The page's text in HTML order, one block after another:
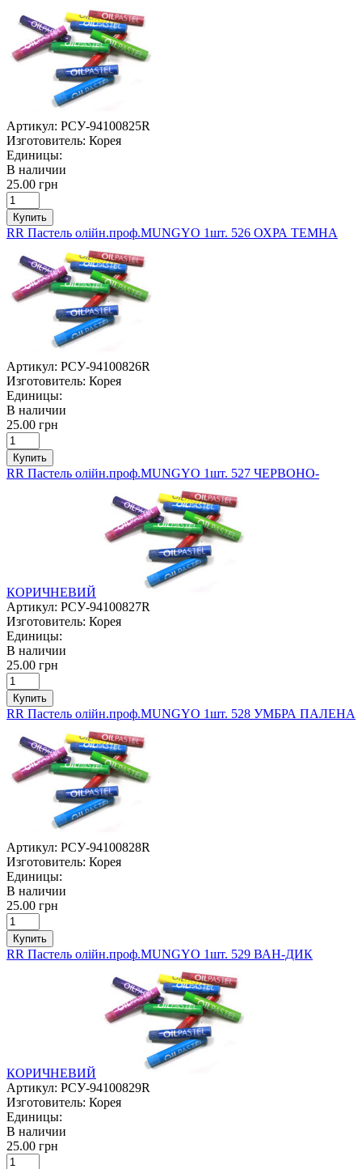
Артикул: РСУ-94100825R
Изготовитель: Корея
Единицы:
В наличии
25.00 грн
Купить
RR Пастель олійн.проф.MUNGYO 1шт. 526 ОХРА ТЕМНА
Артикул: РСУ-94100826R
Изготовитель: Корея
Единицы:
В наличии
25.00 грн
Купить
RR Пастель олійн.проф.MUNGYO 1шт. 527 ЧЕРВОНО-
КОРИЧНЕВИЙ
Артикул: РСУ-94100827R
Изготовитель: Корея
Единицы:
В наличии
25.00 грн
Купить
RR Пастель олійн.проф.MUNGYO 1шт. 528 УМБРА ПАЛЕНА
Артикул: РСУ-94100828R
Изготовитель: Корея
Единицы:
В наличии
25.00 грн
Купить
RR Пастель олійн.проф.MUNGYO 1шт. 529 ВАН-ДИК
КОРИЧНЕВИЙ
Артикул: РСУ-94100829R
Изготовитель: Корея
Единицы:
В наличии
25.00 грн